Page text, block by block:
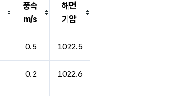
풍속
m/s
해면
기압
0.5 1022.5
0.2 1022.6